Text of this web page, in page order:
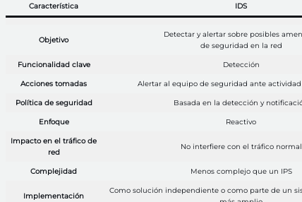
Característica IDS
Objetivo
Detectar y alertar sobre posibles
de seguridad en la red
Funcionalidad clave Detección
Acciones tomadas Alertar al equipo de seguridad ante actividad
Política de seguridad Basada en la detección y
Enfoque Reactivo
Impacto en el tráfico de
red
No interfiere con el tráfico normal
Complejidad Menos complejo que un IPS
Implementación
Como solución independiente o como parte de un